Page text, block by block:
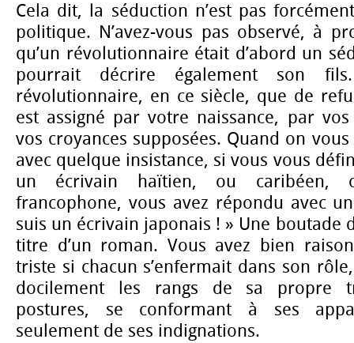
Cela dit, la séduction n’est pas
politique. N’avez-vous pas observé, à
qu’un révolutionnaire était d’abord un
pourrait décrire également son
révolutionnaire, en ce siècle, que de
est assigné par votre naissance, par
vos croyances supposées. Quand on
avec quelque insistance, si vous vous
un écrivain haïtien, ou caribéen,
francophone, vous avez répondu avec
suis un écrivain japonais ! » Une boutade
titre d’un roman. Vous avez bien
triste si chacun s’enfermait dans son
docilement les rangs de sa propre
postures, se conformant à ses
seulement de ses indignations.